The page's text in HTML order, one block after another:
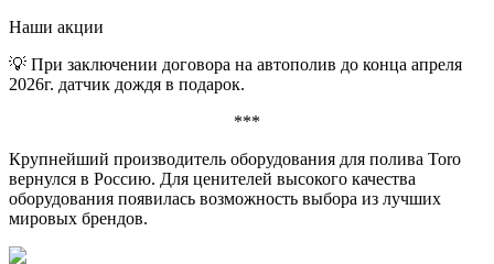
Наши акции
💡 При заключении договора на автополив до конца апреля
2026г. датчик дождя в подарок.
***
Крупнейший производитель оборудования для полива Toro
вернулся в Россию. Для ценителей высокого качества
оборудования появилась возможность выбора из лучших
мировых брендов.